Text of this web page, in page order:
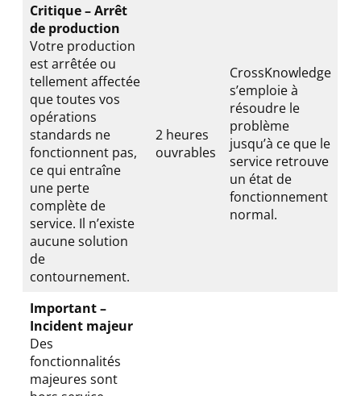
Critique – Arrêt
de production
Votre production
est arrêtée ou
tellement affectée
que toutes vos
opérations
standards ne
fonctionnent pas,
ce qui entraîne
une perte
complète de
service. Il n’existe
aucune solution
de
contournement.
2 heures
ouvrables
CrossKnowledge
s’emploie à
résoudre le
problème
jusqu’à ce que le
service retrouve
un état de
fonctionnement
normal.
Important –
Incident majeur
Des
fonctionnalités
majeures sont